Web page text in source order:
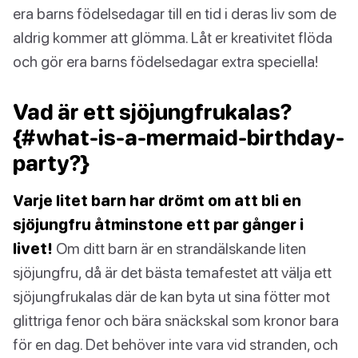
era barns födelsedagar till en tid i deras liv som de
aldrig kommer att glömma. Låt er kreativitet flöda
och gör era barns födelsedagar extra speciella!
Vad är ett sjöjungfrukalas?
{#what-is-a-mermaid-birthday-
party?}
Varje litet barn har drömt om att bli en
sjöjungfru åtminstone ett par gånger i
livet! Om ditt barn är en strandälskande liten
sjöjungfru, då är det bästa temafestet att välja ett
sjöjungfrukalas där de kan byta ut sina fötter mot
glittriga fenor och bära snäckskal som kronor bara
för en dag. Det behöver inte vara vid stranden, och